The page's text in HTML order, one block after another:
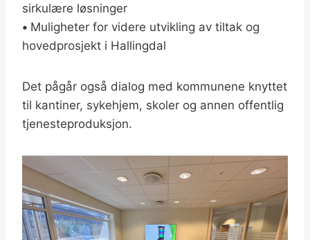
sirkulære løsninger
• Muligheter for videre utvikling av tiltak og
hovedprosjekt i Hallingdal
Det pågår også dialog med kommunene knyttet
til kantiner, sykehjem, skoler og annen offentlig
tjenesteproduksjon.